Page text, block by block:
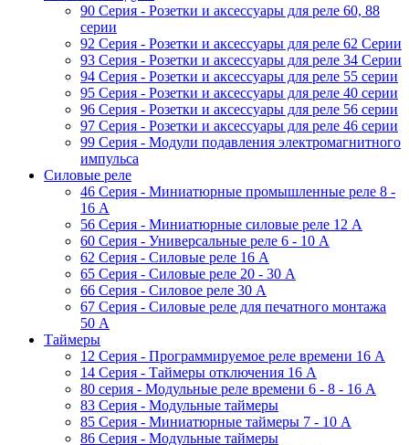
90 Серия - Розетки и аксессуары для реле 60, 88
cерии
92 Серия - Розетки и аксессуары для реле 62 Серии
93 Серия - Розетки и аксессуары для реле 34 Серии
94 Серия - Розетки и аксессуары для реле 55 серии
95 Серия - Розетки и аксессуары для реле 40 серии
96 Серия - Розетки и аксессуары для реле 56 cерии
97 Серия - Розетки и аксессуары для реле 46 cерии
99 Серия - Модули подавления электромагнитного
импульса
Силовые реле
46 Серия - Миниатюрные промышленные реле 8 -
16 A
56 Серия - Миниатюрные силовые реле 12 A
60 Серия - Универсальные реле 6 - 10 A
62 Серия - Силовые реле 16 A
65 Серия - Силовые реле 20 - 30 A
66 Серия - Силовое реле 30 A
67 Серия - Силовые реле для печатного монтажа
50 А
Таймеры
12 Серия - Программируемое реле времени 16 A
14 Серия - Таймеры отключения 16 A
80 серия - Модульные реле времени 6 - 8 - 16 A
83 Серия - Модульные таймеры
85 Серия - Миниатюрные таймеры 7 - 10 A
86 Серия - Модульные таймеры